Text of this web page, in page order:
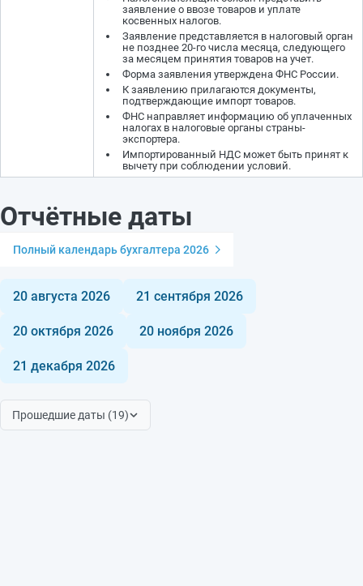
заявление о ввозе товаров и уплате
косвенных налогов.
Заявление представляется в налоговый орган
не позднее 20-го числа месяца, следующего
за месяцем принятия товаров на учет.
Форма заявления утверждена ФНС России.
К заявлению прилагаются документы,
подтверждающие импорт товаров.
ФНС направляет информацию об уплаченных
налогах в налоговые органы страны-
экспортера.
Импортированный НДС может быть принят к
вычету при соблюдении условий.
Отчётные даты
Полный календарь бухгалтера 2026
20 августа 2026 21 сентября 2026
20 октября 2026 20 ноября 2026
21 декабря 2026
Прошедшие даты (19)